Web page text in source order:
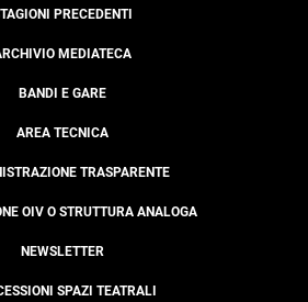
PRECEDENTI
MEDIATECA
BANDI E GARE
AREA TECNICA
TRASPARENTE
OIV O STRUTTURA ANALOGA
NEWSLETTER
SPAZI TEATRALI